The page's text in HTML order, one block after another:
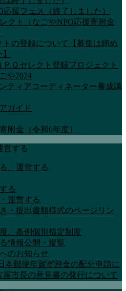
応援フェス（終了しました）
クト（なごやNPO応援寄附金
トの登録について【募集は締め
ＰＯセレクト登録プロジェクト
や2024
ティアコーディネーター養成講
ガイド
附金（令和6年度）
営する
、運営する
る
運営する
・提出書類様式のページリン
、条例個別指定制度
情報公開・縦覧
のお知らせ
本郵便年賀寄附金の配分申請に
屋市長の意見書の発行について